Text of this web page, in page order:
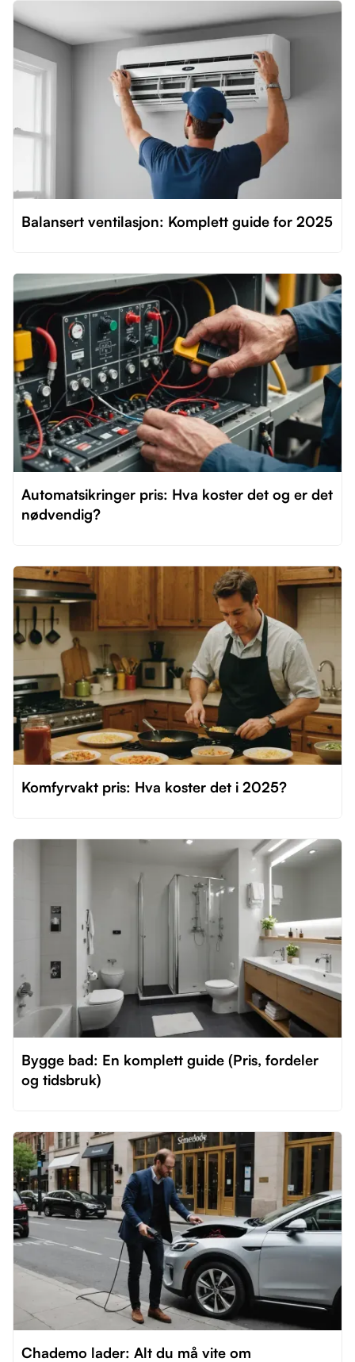
Balansert ventilasjon: Komplett guide for 2025
Automatsikringer pris: Hva koster det og er det
nødvendig?
Komfyrvakt pris: Hva koster det i 2025?
Bygge bad: En komplett guide (Pris, fordeler
og tidsbruk)
Chademo lader: Alt du må vite om